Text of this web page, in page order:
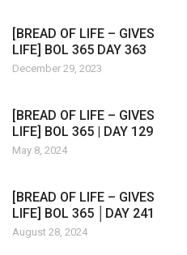
[BREAD OF LIFE – GIVES
LIFE] BOL 365 DAY 363
December 29, 2023
[BREAD OF LIFE – GIVES
LIFE] BOL 365 | DAY 129
May 8, 2024
[BREAD OF LIFE – GIVES
LIFE] BOL 365 │DAY 241
August 28, 2024